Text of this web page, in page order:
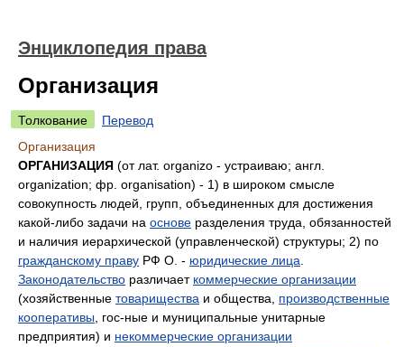
Энциклопедия права
Организация
Толкование
Перевод
Организация
ОРГАНИЗАЦИЯ (от лат. organizo - устраиваю; англ.
organization; фр. organisation) - 1) в широком смысле
совокупность людей, групп, объединенных для достижения
какой-либо задачи на основе разделения труда, обязанностей
и наличия иерархической (управленческой) структуры; 2) по
гражданскому праву РФ О. - юридические лица
Законодательство различает коммерческие организации
(хозяйственные товарищества и общества, производственные
кооперативы , гос-ные и муниципальные унитарные
предприятия) и некоммерческие организации